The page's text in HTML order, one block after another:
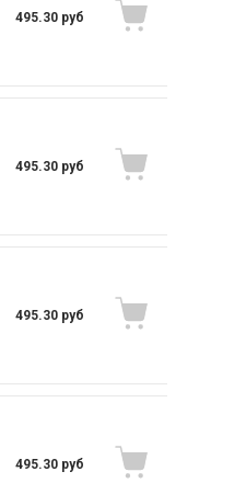
495.30 руб
495.30 руб
495.30 руб
495.30 руб